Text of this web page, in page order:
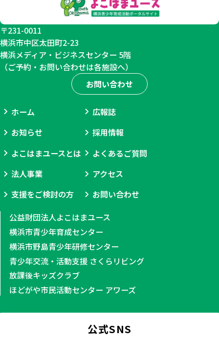
制
限
あ
り
〒231-0011
横浜市中区太田町2-23
横浜メディア・ビジネスセンター 5階
（ご予約・お問い合わせは各施設へ）
お問い合わせ
ホーム
お知らせ
よこはまユースとは
法人事業
支援をご検討の方
広報誌
採用情報
よくあるご質問
アクセス
お問い合わせ
公益財団法人よこはまユース
横浜市青少年育成センター
横浜市野島青少年研修センター
青少年交流・活動支援 さくらリビング
放課後キッズクラブ
ほどがや市民活動センター アワーズ
公式SNS